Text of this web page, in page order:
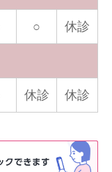
○ 休診
休診 休診